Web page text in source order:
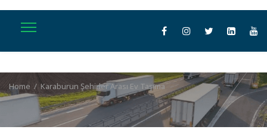
Home / Karaburun Şehirler Arası Ev Taşıma